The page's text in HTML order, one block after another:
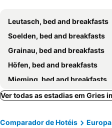
Leutasch, bed and breakfasts
Soelden, bed and breakfasts
Grainau, bed and breakfasts
Höfen, bed and breakfasts
Mieming, bed and breakfasts
Insbruck, bed and breakfasts
Scharnitz, bed and breakfasts
Ver todas as estadias em Gries
Comparador de Hotéis Europa